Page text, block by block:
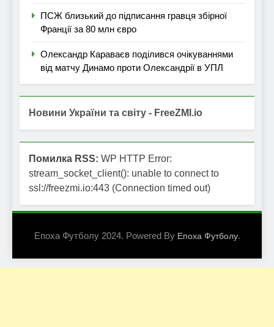
ПСЖ близький до підписання гравця збірної
Франції за 80 млн євро
Олександр Караваєв поділився очікуваннями
від матчу Динамо проти Олександрії в УПЛ
Новини України та світу - FreeZMI.io
Помилка RSS: WP HTTP Error:
stream_socket_client(): unable to connect to
ssl://freezmi.io:443 (Connection timed out)
Епоха Футболу 2024. Powered By Епоха Футболу.